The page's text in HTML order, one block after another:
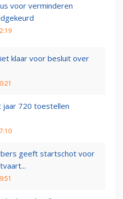
voor verminderen
klaar voor besluit over
jaar 720 toestellen
geeft startschot voor